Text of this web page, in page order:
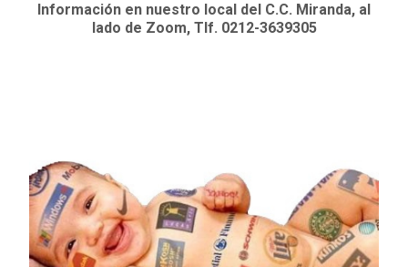
Información en nuestro local del C.C. Miranda, al
lado de Zoom, Tlf. 0212-3639305